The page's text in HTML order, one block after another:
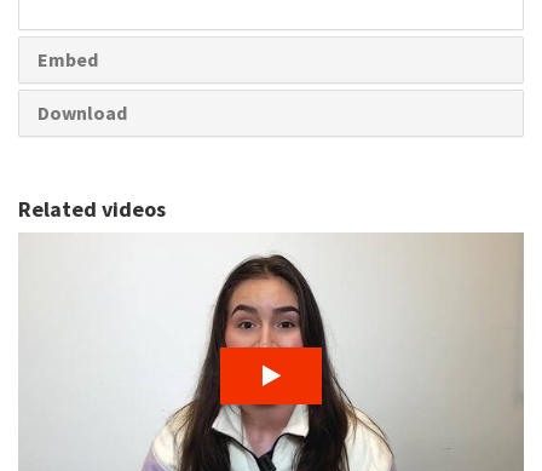
Embed
Download
Related videos